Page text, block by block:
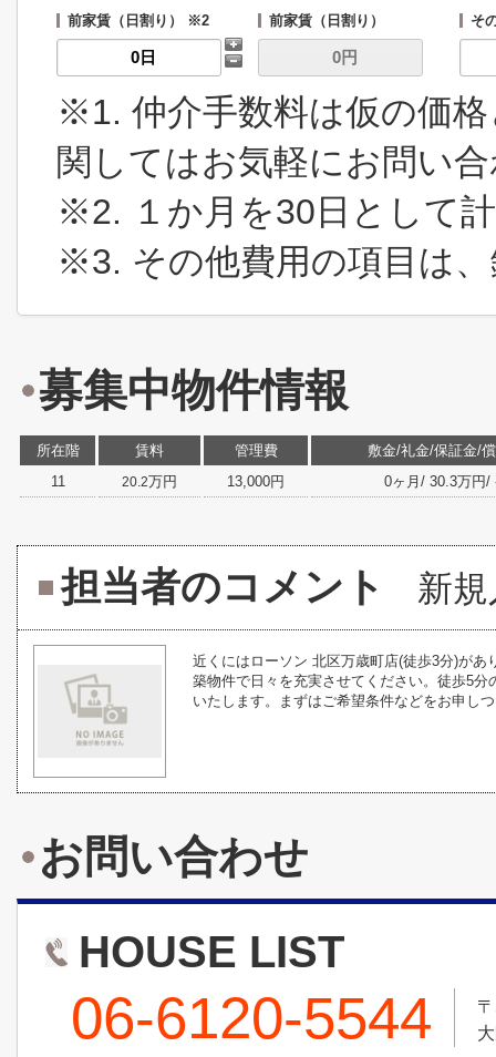
前家賃（日割り） ※2 前家賃（日割り） そ
※1. 仲介手数料は仮の価
関してはお気軽にお問い
※2. １か月を30日として
※3. その他費用の項目は
募集中物件情報
所在階 賃料 管理費
敷金/礼金/保証金/
11
20.2万円 13,000円 0ヶ月/ 30.3万円/
担当者のコメント 新
近くにはローソン 北区万歳町店(徒歩3分)が
築物件で日々を充実させてください。徒歩5
いたします。まずはご希望条件などをお申し
お問い合わせ
HOUSE LIST
06-6120-5544